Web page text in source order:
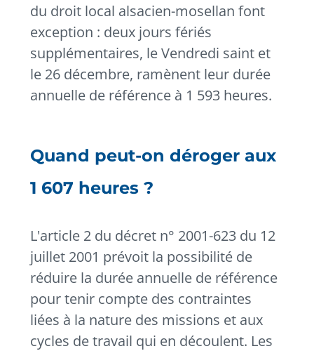
du droit local alsacien-mosellan font
exception : deux jours fériés
supplémentaires, le Vendredi saint et
le 26 décembre, ramènent leur durée
annuelle de référence à 1 593 heures.
Quand peut-on déroger aux
1 607 heures ?
L'article 2 du décret n° 2001-623 du 12
juillet 2001 prévoit la possibilité de
réduire la durée annuelle de référence
pour tenir compte des contraintes
liées à la nature des missions et aux
cycles de travail qui en découlent. Les